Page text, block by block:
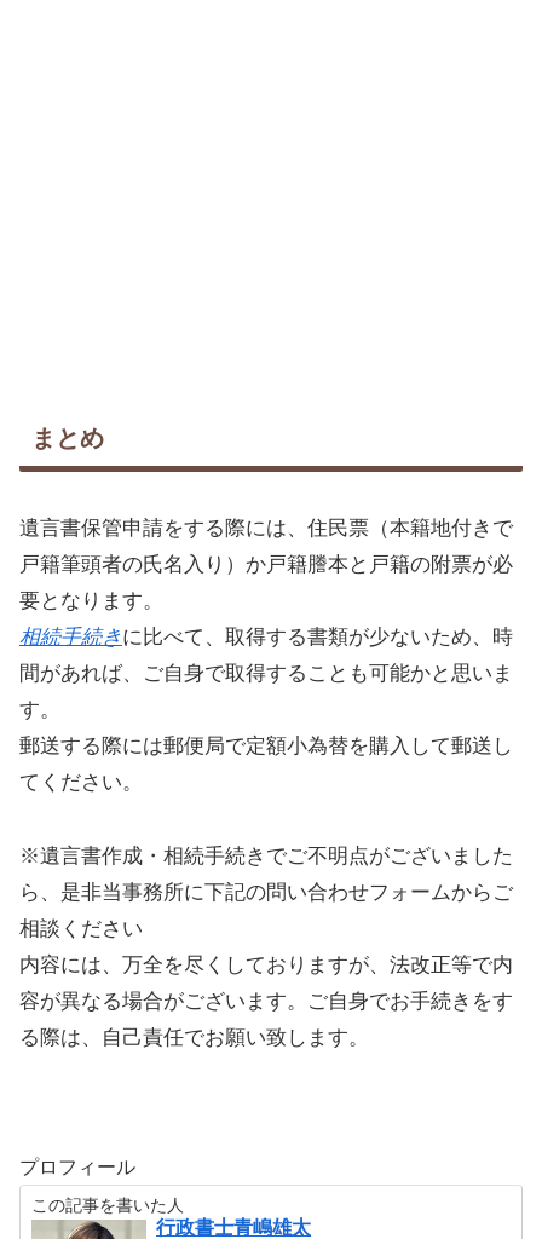
まとめ
遺言書保管申請をする際には、住民票（本籍地付きで
戸籍筆頭者の氏名入り）か戸籍謄本と戸籍の附票が必
要となります。
相続手続きに比べて、取得する書類が少ないため、時
間があれば、ご自身で取得することも可能かと思いま
す。
郵送する際には郵便局で定額小為替を購入して郵送し
てください。
※遺言書作成・相続手続きでご不明点がございました
ら、是非当事務所に下記の問い合わせフォームからご
相談ください
内容には、万全を尽くしておりますが、法改正等で内
容が異なる場合がございます。ご自身でお手続きをす
る際は、自己責任でお願い致します。
プロフィール
この記事を書いた人
行政書士青嶋雄太